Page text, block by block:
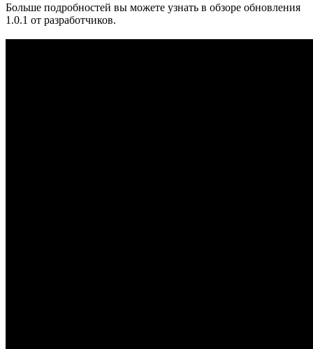
Больше подробностей вы можете узнать в обзоре обновления
1.0.1 от разработчиков.